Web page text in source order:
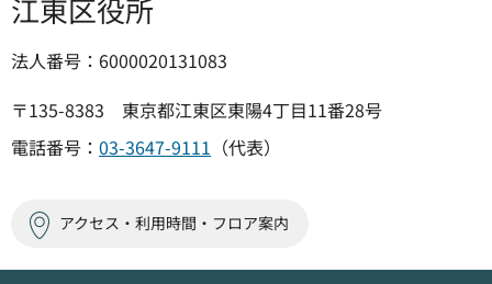
江東区役所
法人番号：6000020131083
〒135-8383 東京都江東区東陽4丁目11番28号
電話番号： 03-3647-9111 （代表）
アクセス・利用時間・フロア案内